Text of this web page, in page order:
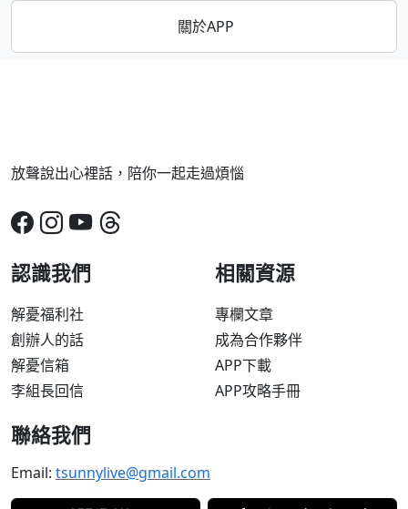
關於APP
放聲說出心裡話，陪你一起走過煩惱
認識我們
解憂福利社
創辦人的話
解憂信箱
李組長回信
相關資源
專欄文章
成為合作夥伴
APP下載
APP攻略手冊
聯絡我們
Email: tsunnylive@gmail.com